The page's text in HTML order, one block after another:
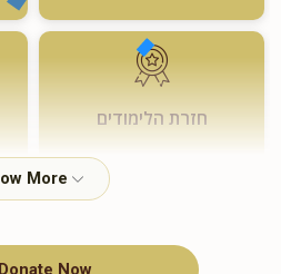
חזרת הלימודים
Donate Now